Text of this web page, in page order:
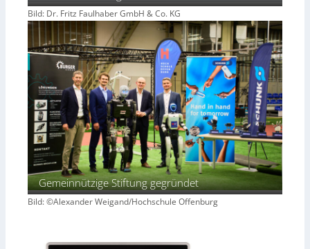
Bild: Dr. Fritz Faulhaber GmbH & Co. KG
Gemeinnützige Stiftung gegründet
Bild: ©Alexander Weigand/Hochschule Offenburg